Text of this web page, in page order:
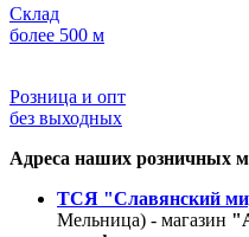
Склад
более 500 м
Розница и опт
без выходных
Адреса наших розничных
ТСЯ "Славянский
Мельница) - магазин